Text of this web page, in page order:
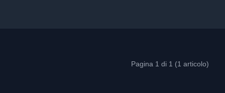
Pagina 1 di 1 (1 articolo)